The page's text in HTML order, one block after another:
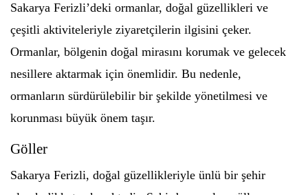
Sakarya Ferizli’deki ormanlar, doğal güzellikleri ve
çeşitli aktiviteleriyle ziyaretçilerin ilgisini çeker.
Ormanlar, bölgenin doğal mirasını korumak ve gelecek
nesillere aktarmak için önemlidir. Bu nedenle,
ormanların sürdürülebilir bir şekilde yönetilmesi ve
korunması büyük önem taşır.
Göller
Sakarya Ferizli, doğal güzellikleriyle ünlü bir şehir